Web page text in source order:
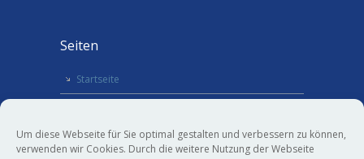
Um diese Webseite für Sie optimal gestalten und verbessern zu können,
verwenden wir Cookies. Durch die weitere Nutzung der Webseite
Seiten
Startseite
Kontakt